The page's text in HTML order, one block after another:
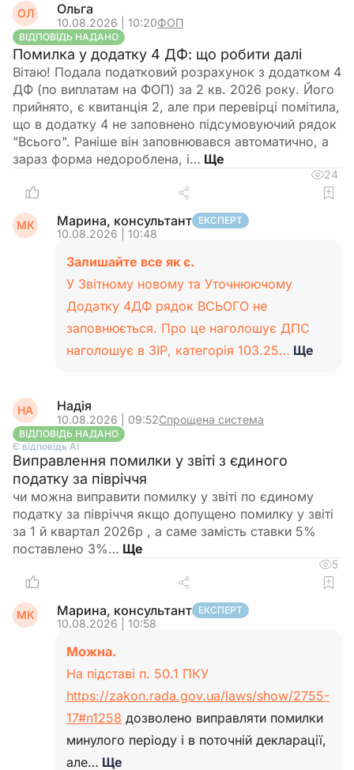
ОЛ Ольга
10.08.2026 | 10:20ФОП
ВІДПОВІДЬ НАДАНО
Помилка у додатку 4 ДФ: що робити далі
Вітаю! Подала податковий розрахунок з додатком 4
ДФ (по виплатам на ФОП) за 2 кв. 2026 року. Його
прийнято, є квитанція 2, але при перевірці помітила,
що в додатку 4 не заповнено підсумовуючий рядок
"Всього". Раніше він заповнювався автоматично, а
зараз форма недороблена, і…
24
МК Марина, консультант ЕКСПЕРТ
10.08.2026 | 10:48
Залишайте все як є.
У Звітному новому та Уточнюючому
Додатку 4ДФ рядок ВСЬОГО не
заповнюється. Про це наголошує ДПС
наголошує в ЗІР, категорія 103.25… Ще
НА Надія
10.08.2026 | 09:52Спрощена система
ВІДПОВІДЬ НАДАНО
Є відповідь АІ
Виправлення помилки у звіті з єдиного
податку за півріччя
чи можна виправити помилку у звіті по єдиному
податку за півріччя якщо допущено помилку у звіті
за 1 й квартал 2026р , а саме замість ставки 5%
поставлено 3%…
5
МК Марина, консультант ЕКСПЕРТ
10.08.2026 | 10:58
Можна.
На підставі п. 50.1 ПКУ
https://zakon.rada.gov.ua/laws/show/2755-
17#n1258 дозволено виправляти помилки
минулого періоду і в поточній декларації,
але… Ще